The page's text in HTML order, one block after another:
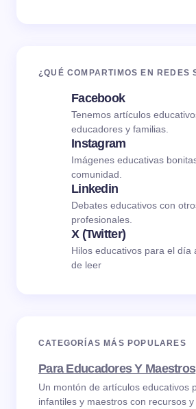
¿QUÉ COMPARTIMOS EN REDES
Facebook
Tenemos artículos
educadores y familias.
Instagram
Imágenes educativas
comunidad.
Linkedin
Debates educativos con
profesionales.
X (Twitter)
Hilos educativos para el día
de leer
CATEGORÍAS MÁS POPULARES
Para Educadores Y Maestros
Un montón de artículos educativos
infantiles y maestros con recursos